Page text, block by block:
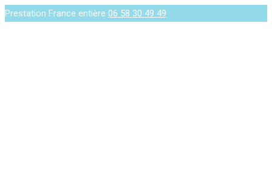
Prestation France entière 06 58 30 49 49